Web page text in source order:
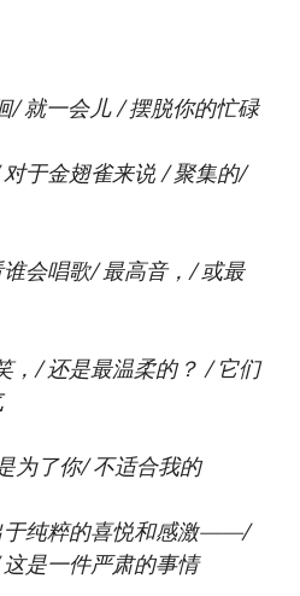
/就一会儿 /摆脱你的忙碌
对于金翅雀来说 /聚集的/
谁会唱歌/最高音，/或最
，/还是最温柔的？ /它们
为了你/不适合我的
于纯粹的喜悦和感激——/
这是一件严肃的事情